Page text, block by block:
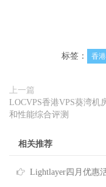
标签： 香
上一篇
LOCVPS香港VPS葵湾机
和性能综合评测
相关推荐
Lightlayer四月优惠活动 2*E5-2678V3香港服务